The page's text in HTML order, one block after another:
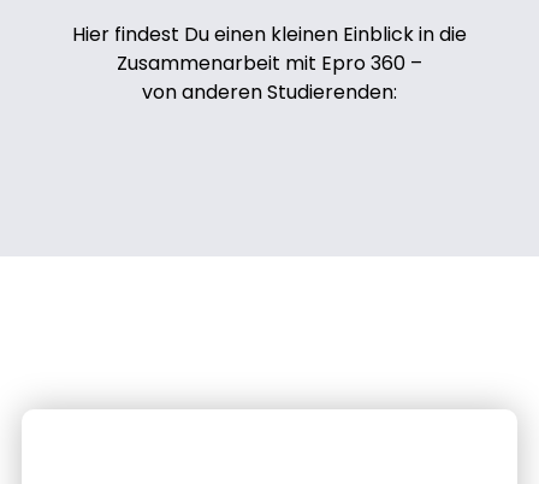
Hier findest Du einen kleinen Einblick in die
Zusammenarbeit mit Epro 360 –
von anderen Studierenden: